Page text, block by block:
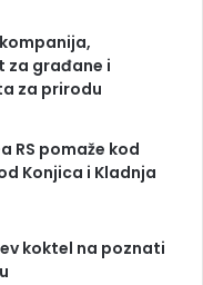
za građane i
za prirodu
RS pomaže kod
Konjica i Kladnja
koktel na poznati